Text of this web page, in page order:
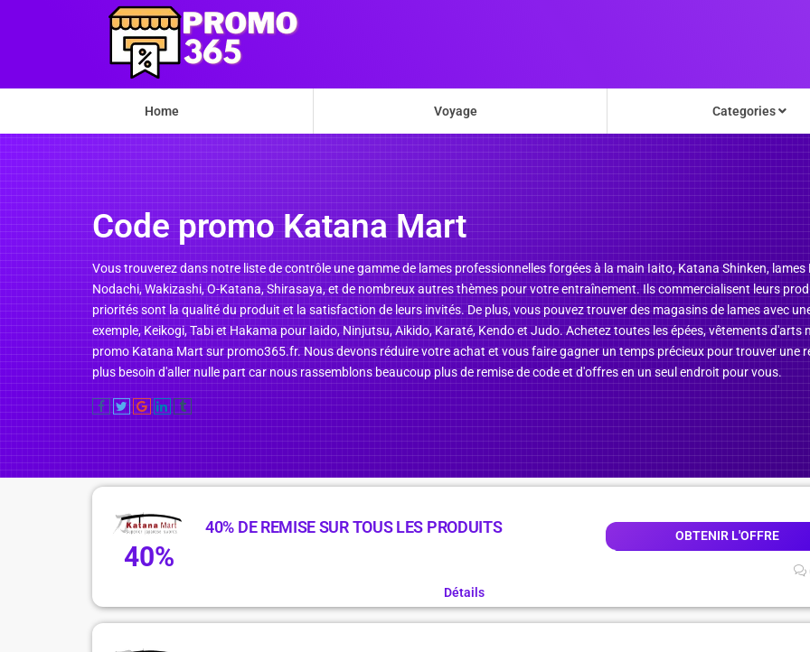
Home Voyage Categories
Code promo Katana Mart
Vous trouverez dans notre liste de contrôle une gamme de lames professionnelles forgées à la main Iaito, Katana Shinken,
Nodachi, Wakizashi, O-Katana, Shirasaya, et de nombreux autres thèmes pour votre entraînement. Ils commercialisent leurs
priorités sont la qualité du produit et la satisfaction de leurs invités. De plus, vous pouvez trouver des magasins de lames avec
exemple, Keikogi, Tabi et Hakama pour Iaido, Ninjutsu, Aikido, Karaté, Kendo et Judo. Achetez toutes les épées, vêtements
promo Katana Mart sur promo365.fr. Nous devons réduire votre achat et vous faire gagner un temps précieux pour trouver une
plus besoin d'aller nulle part car nous rassemblons beaucoup plus de remise de code et d'offres en un seul endroit pour vous.
40%
40% DE REMISE SUR TOUS LES PRODUITS OBTENIR L'OFFRE
Détails